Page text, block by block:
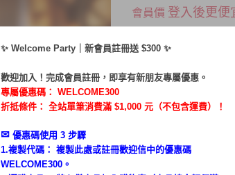
會員價 登入後更便
復刻職人咖啡手藝
每天來一杯職人級的
． 流線型細口壺嘴 均
．符合人體工學的平
．接觸水面位置皆採
．防空燒安全保護裝
✨ Welcome Party｜新會員註冊送 $300 ✨
歡迎加入！完成會員註冊，即享有新朋友專屬優惠。
專屬優惠碼： WELCOME300
折抵條件： 全站單筆消費滿 $1,000 元（不包含運費）！
✉︎ 優惠碼使用 3 步驟
1.複製代碼： 複製此處或註冊歡迎信中的優惠碼
WELCOME300。